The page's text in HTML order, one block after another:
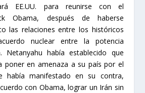
EE.UU. para reunirse con el
Obama, después de haberse
las relaciones entre los históricos
nuclear entre la potencia
Netanyahu había establecido que
poner en amenaza a su país por el
había manifestado en su contra,
con Obama, lograr un Irán sin